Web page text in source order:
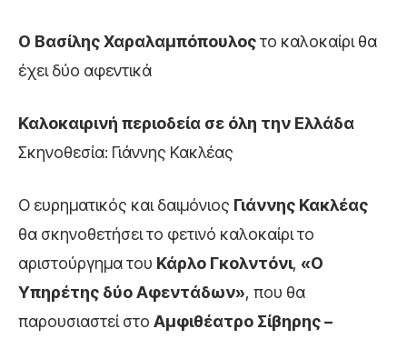
Ο Βασίλης Χαραλαμπόπουλοςτο καλοκαίρι θα
έχει δύο αφεντικά
Καλοκαιρινή περιοδεία σε όλη την Ελλάδα
Σκηνοθεσία: Γιάννης Κακλέας
Ο ευρηματικός και δαιμόνιος Γιάννης Κακλέας
θα σκηνοθετήσει το φετινό καλοκαίρι το
αριστούργημα του Κάρλο Γκολντόνι, «Ο
Υπηρέτης δύο Αφεντάδων», που θα
παρουσιαστεί στο Αμφιθέατρο Σίβηρης –